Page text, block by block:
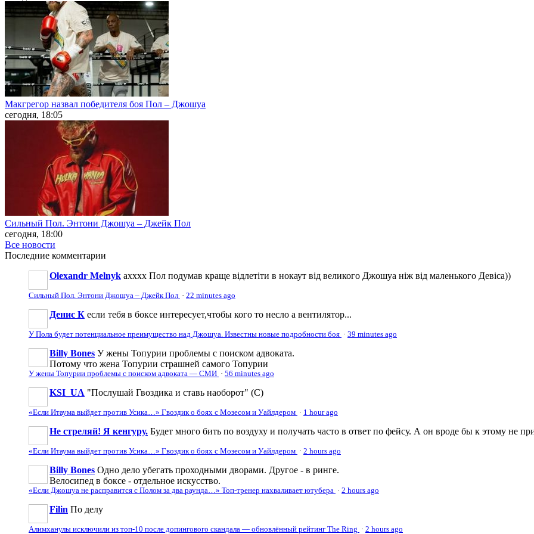
Макгрегор назвал победителя боя Пол – Джошуа
сегодня, 18:05
Сильный Пол. Энтони Джошуа – Джейк Пол
сегодня, 18:00
Все новости
Последние комментарии
Olexandr Melnyk ахххх Пол подумав краще відлетіти в нокаут від великого Джошуа ніж від маленького Девіса))
Сильный Пол. Энтони Джошуа – Джейк Пол · 22 minutes ago
Денис К если тебя в боксе интересует,чтобы кого то несло а вентилятор...
У Пола будет потенциальное преимущество над Джошуа. Известны новые подробности боя · 39 minutes ago
Billy Bones У жены Топурии проблемы с поиском адвоката.
Потому что жена Топурии страшней самого Топурии
У жены Топурии проблемы с поиском адвоката — СМИ · 56 minutes ago
KSI_UA "Послушай Гвоздика и ставь наоборот" (С)
«Если Итаума выйдет против Усика…» Гвоздик о боях с Мозесом и Уайлдером · 1 hour ago
Не стреляй! Я кенгуру. Будет много бить по воздуху и получать часто в ответ по фейсу. А он вроде бы к этому не
«Если Итаума выйдет против Усика…» Гвоздик о боях с Мозесом и Уайлдером · 2 hours ago
Billy Bones Одно дело убегать проходными дворами. Другое - в ринге.
Велосипед в боксе - отдельное искусство.
«Если Джошуа не расправится с Полом за два раунда…» Топ-тренер нахваливает ютубера · 2 hours ago
Filin По делу
Алимханулы исключили из топ-10 после допингового скандала — обновлённый рейтинг The Ring · 2 hours ago